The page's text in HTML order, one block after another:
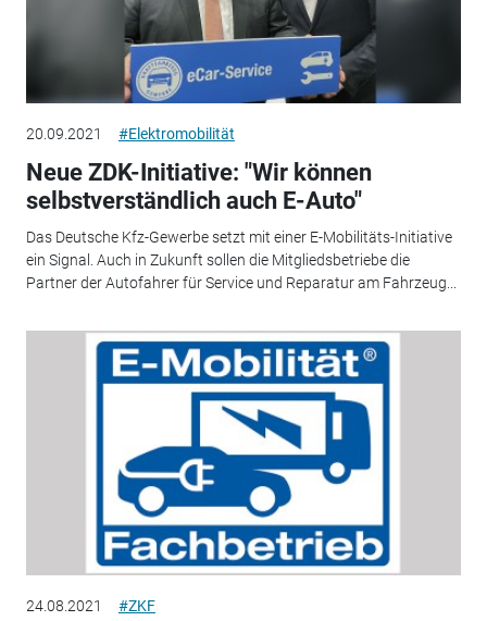
20.09.2021 #Elektromobilität
Neue ZDK-Initiative: "Wir können
selbstverständlich auch E-Auto"
Das Deutsche Kfz-Gewerbe setzt mit einer E-Mobilitäts-Initiative
ein Signal. Auch in Zukunft sollen die Mitgliedsbetriebe die
Partner der Autofahrer für Service und Reparatur am Fahrzeug...
24.08.2021 #ZKF